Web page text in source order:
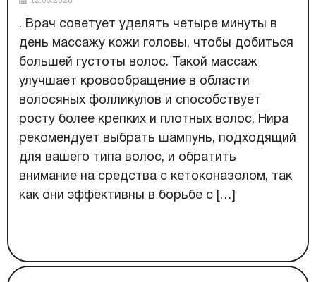
. Врач советует уделять четыре минуты в
день массажу кожи головы, чтобы добиться
большей густоты волос. Такой массаж
улучшает кровообращение в области
волосяных фолликулов и способствует
росту более крепких и плотных волос. Нира
рекомендует выбрать шампунь, подходящий
для вашего типа волос, и обратить
внимание на средства с кетоконазолом, так
как они эффективны в борьбе с […]